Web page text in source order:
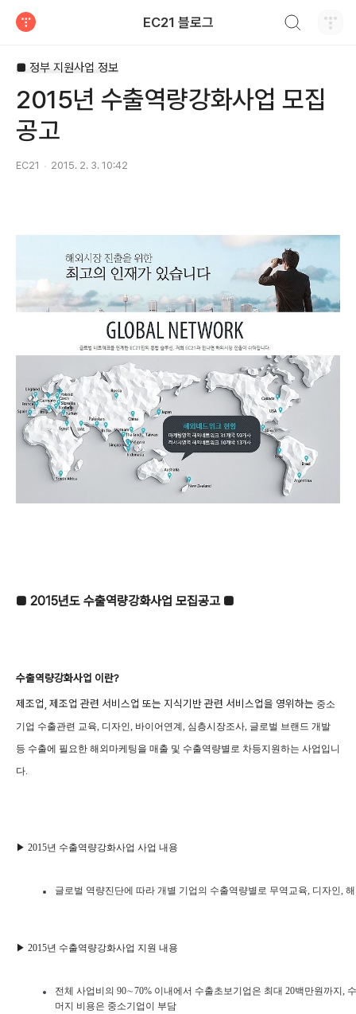
EC21 블로그
■ 정부 지원사업 정보
2015년 수출역량강화사업 모집
공고
EC21 2015. 2. 3. 10:42
■ 2015년도 수출역량강화사업 모집공고 ■
수출역량강화사업 이란?
제조업, 제조업 관련 서비스업 또는 지식기반 관련 서비스업을 영위하는 중소
기업 수출관련 교육, 디자인, 바이어연계, 심층시장조사, 글로벌 브랜드 개발
등 수출에 필요한 해외마케팅을 매출 및 수출역량별로 차등지원하는 사업입니
다.
▶ 2015년 수출역량강화사업 사업 내용
글로벌 역량진단에 따라 개별 기업의 수출역량별로 무역교육, 디자인,
▶ 2015년 수출역량강화사업 지원 내용
전체 사업비의 90∼70% 이내에서 수출초보기업은 최대 20백만원까지,
머지 비용은 중소기업이 부담